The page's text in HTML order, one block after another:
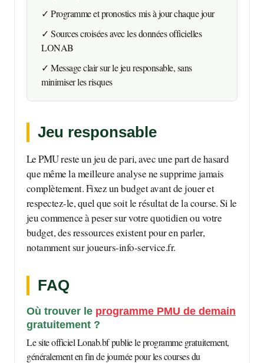
✓ Programme et pronostics mis à jour chaque jour
✓ Sources croisées avec les données officielles
LONAB
✓ Message clair sur le jeu responsable, sans
minimiser les risques
Jeu responsable
Le PMU reste un jeu de pari, avec une part de hasard
que même la meilleure analyse ne supprime jamais
complètement. Fixez un budget avant de jouer et
respectez-le, quel que soit le résultat de la course. Si le
jeu commence à peser sur votre quotidien ou votre
budget, des ressources existent pour en parler,
notamment sur joueurs-info-service.fr.
FAQ
Où trouver le programme PMU de demain
gratuitement ?
Le site officiel Lonab.bf publie le programme gratuitement,
généralement en fin de journée pour les courses du